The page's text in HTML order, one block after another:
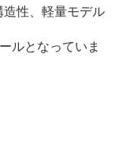
造性、軽量モデル
ルとなっていま